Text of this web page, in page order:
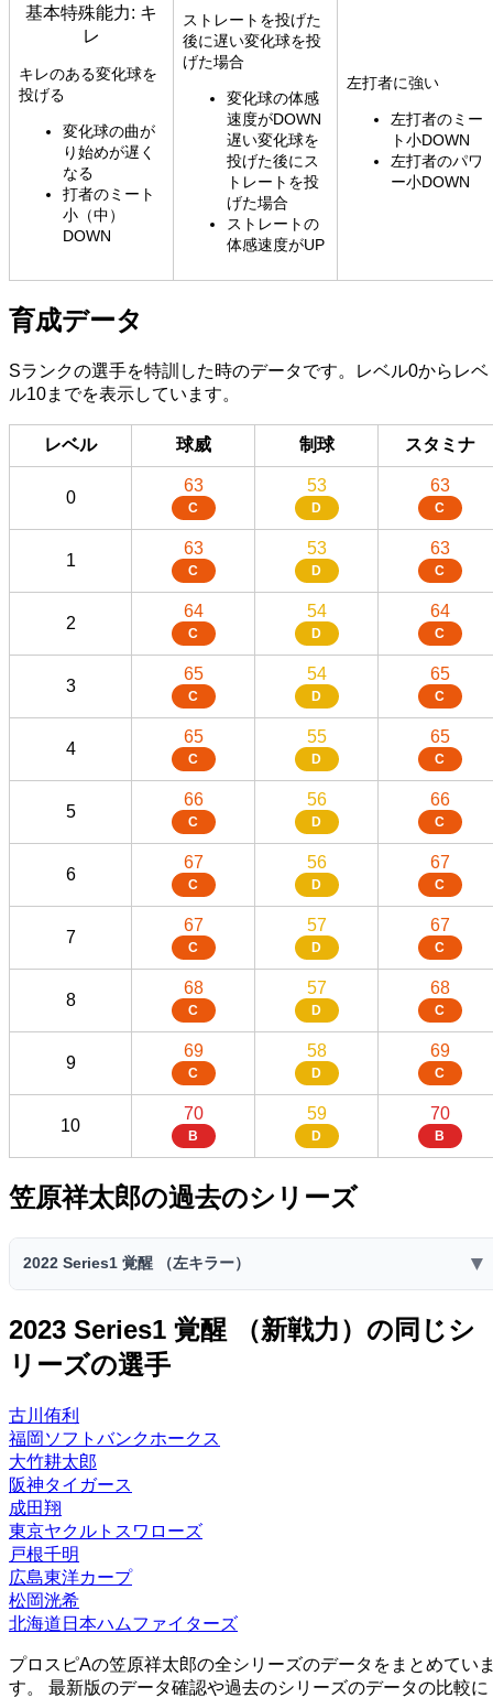
基本特殊能力: キ
レ
キレのある変化球を
投げる
変化球の曲が
り始めが遅く
なる
打者のミート
小（中）
DOWN
ストレートを投げた
後に遅い変化球を投
げた場合
変化球の体感
速度がDOWN
遅い変化球を
投げた後にス
トレートを投
げた場合
ストレートの
体感速度がUP
左打者に強い
左打者のミー
ト小DOWN
左打者のパワ
ー小DOWN
育成データ
Sランクの選手を特訓した時のデータです。レベル0からレベ
ル10までを表示しています。
レベル 球威 制球 スタミナ
0
63
C
53
D
63
C
1
63
C
53
D
63
C
2
64
C
54
D
64
C
3
65
C
54
D
65
C
4
65
C
55
D
65
C
5
66
C
56
D
66
C
6
67
C
56
D
67
C
7
67
C
57
D
67
C
8
68
C
57
D
68
C
9
69
C
58
D
69
C
10
70
B
59
D
70
B
笠原祥太郎の過去のシリーズ
2022 Series1 覚醒 （左キラー） ▼
2022 Series1 覚醒 （左キラー）
スピリ
ッツ
コスト 球威
3900
先発 中継ぎ 抑え
S G
援護◎
2023 Series1 覚醒 （新戦力）の同じシ
リーズの選手
古川侑利
福岡ソフトバンクホークス
大竹耕太郎
阪神タイガース
成田翔
東京ヤクルトスワローズ
戸根千明
広島東洋カープ
松岡洸希
北海道日本ハムファイターズ
プロスピAの笠原祥太郎の全シリーズのデータをまとめてい
す。 最新版のデータ確認や過去のシリーズのデータの比較に